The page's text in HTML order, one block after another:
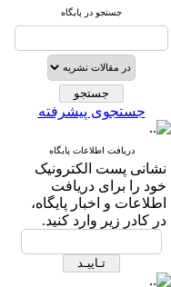
جستجو در پایگاه
جستجوی پیشرفته
دریافت اطلاعات پایگاه
نشانی پست الکترونیک
خود را برای دریافت
اطلاعات و اخبار پایگاه،
در کادر زیر وارد کنید.